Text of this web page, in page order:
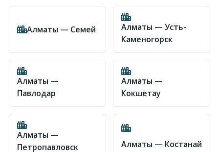
Алматы — Семей
Алматы — Усть-
Каменогорск
Алматы —
Павлодар
Алматы —
Кокшетау
Алматы —
Петропавловск
Алматы — Костанай